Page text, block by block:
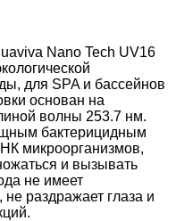
Nano Tech UV16
для SPA и бассейнов
основан на
волны 253.7 нм.
бактерицидным
микроорганизмов,
и вызывать
не имеет
не раздражает глаза и